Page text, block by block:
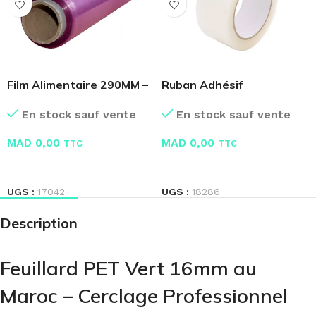
Film Alimentaire 290MM –
En stock sauf vente
MAD 0,00 TTC
UGS : 17042
Ruban Adhésif
Scotch
En stock sauf vente
MAD 0,00 TTC
UGS : 18286
Description
Feuillard PET Vert 16mm au
Maroc – Cerclage Professionnel